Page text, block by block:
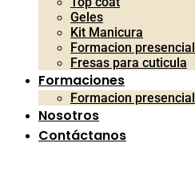
Geles
Kit Manicura
Formacion presencial
Fresas para cuticula
Formaciones
Formacion presencial
Nosotros
Contáctanos